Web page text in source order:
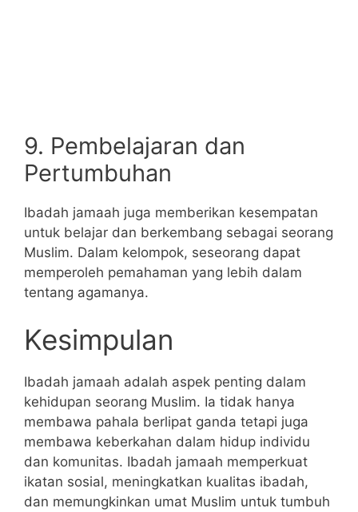
9. Pembelajaran dan
Pertumbuhan
Ibadah jamaah juga memberikan kesempatan
untuk belajar dan berkembang sebagai seorang
Muslim. Dalam kelompok, seseorang dapat
memperoleh pemahaman yang lebih dalam
tentang agamanya.
Kesimpulan
Ibadah jamaah adalah aspek penting dalam
kehidupan seorang Muslim. Ia tidak hanya
membawa pahala berlipat ganda tetapi juga
membawa keberkahan dalam hidup individu
dan komunitas. Ibadah jamaah memperkuat
ikatan sosial, meningkatkan kualitas ibadah,
dan memungkinkan umat Muslim untuk tumbuh